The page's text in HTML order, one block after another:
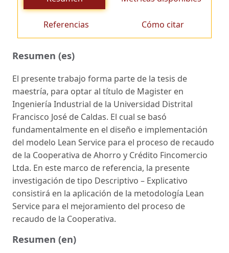
Referencias Cómo citar
Resumen (es)
El presente trabajo forma parte de la tesis de
maestría, para optar al título de Magister en
Ingeniería Industrial de la Universidad Distrital
Francisco José de Caldas. El cual se basó
fundamentalmente en el diseño e implementación
del modelo Lean Service para el proceso de recaudo
de la Cooperativa de Ahorro y Crédito Fincomercio
Ltda. En este marco de referencia, la presente
investigación de tipo Descriptivo – Explicativo
consistirá en la aplicación de la metodología Lean
Service para el mejoramiento del proceso de
recaudo de la Cooperativa.
Resumen (en)